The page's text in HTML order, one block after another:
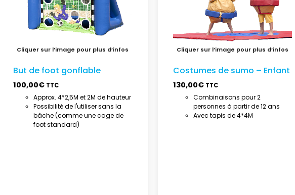
But de foot gonflable
100,00€ TTC
Approx. 4*2,5M et 2M de hauteur
Possibilité de l'utiliser sans la
bâche (comme une cage de
foot standard)
Costumes de sumo – Enfant
130,00€ TTC
Combinaisons pour 2
personnes à partir de 12 ans
Avec tapis de 4*4M